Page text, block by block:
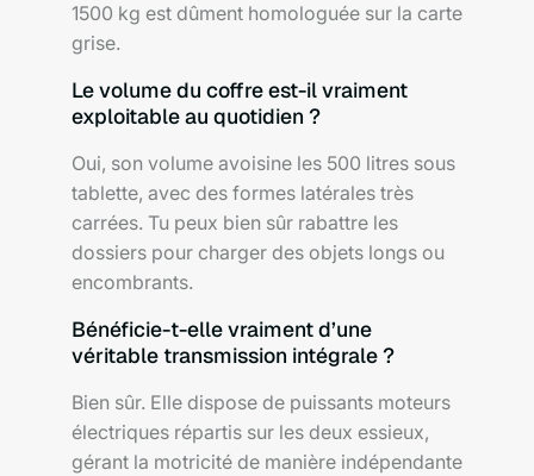
1500 kg est dûment homologuée sur la carte
grise.
Le volume du coffre est-il vraiment
exploitable au quotidien ?
Oui, son volume avoisine les 500 litres sous
tablette, avec des formes latérales très
carrées. Tu peux bien sûr rabattre les
dossiers pour charger des objets longs ou
encombrants.
Bénéficie-t-elle vraiment d’une
véritable transmission intégrale ?
Bien sûr. Elle dispose de puissants moteurs
électriques répartis sur les deux essieux,
gérant la motricité de manière indépendante